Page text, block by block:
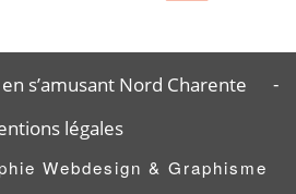
s’amusant Nord Charente
-
légales
Webdesign & Graphisme